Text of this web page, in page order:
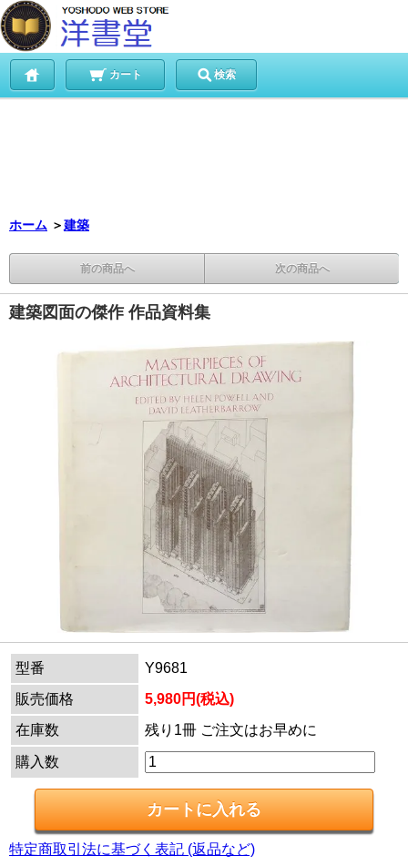
カート 検索
ホーム ＞建築
前の商品へ 次の商品へ
建築図面の傑作 作品資料集
型番
Y9681
販売価格
5,980円(税込)
在庫数
残り1冊 ご注文はお早めに
購入数
特定商取引法に基づく表記 (返品など)